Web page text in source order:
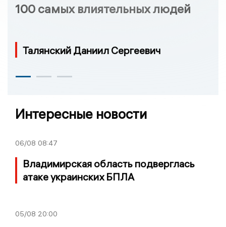
100 самых влиятельных людей
Талянский Даниил Сергеевич
Интересные новости
06/08 08:47
Владимирская область подверглась
атаке украинских БПЛА
05/08 20:00